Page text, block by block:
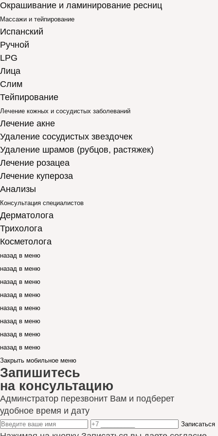
Окрашивание и ламинирование ресниц
Массажи и тейпирование
Испанский
Ручной
LPG
Лица
Слим
Тейпирование
Лечение кожных и сосудистых заболеваний
Лечение акне
Удаление сосудистых звездочек
Удаление шрамов (рубцов, растяжек)
Лечение розацеа
Лечение купероза
Анализы
Консультация специалистов
Дерматолога
Трихолога
Косметолога
назад в меню
назад в меню
назад в меню
назад в меню
назад в меню
назад в меню
назад в меню
назад в меню
Закрыть мобильное меню
Запишитесь
на консультацию
Админстратор перезвонит Вам и подберет
удобное время и дату
Записаться